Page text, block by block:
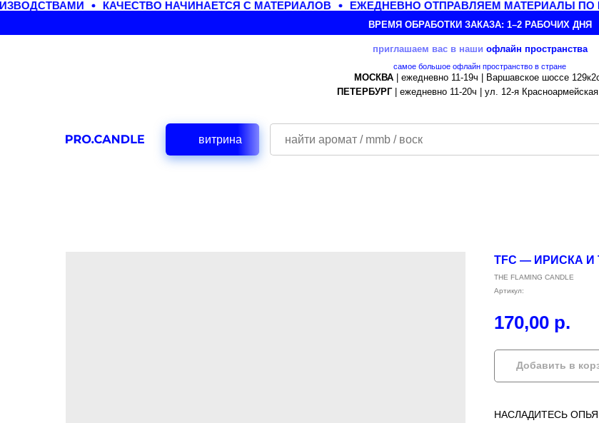
КАЧЕСТВО НАЧИНАЕТСЯ С МАТЕРИАЛОВ ЕЖЕДНЕВНО ОТПРАВЛЯЕМ МАТЕРИАЛЫ ПО
ВРЕМЯ ОБРАБОТКИ ЗАКАЗА: 1–2 РАБОЧИХ ДНЯ
приглашаем вас в наши офлайн пространства
самое большое офлайн пространство в стране
МОСКВА| ежедневно 11-19ч | Варшавское шоссе
ПЕТЕРБУРГ| ежедневно 11-20ч | ул. 12-я
витрина
TFC — ИРИСКА И
THE FLAMING CANDLE
Артикул:
170,00 р.
Добавить в
НАСЛАДИТЕСЬ